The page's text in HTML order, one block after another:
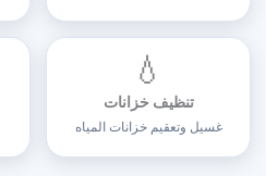
💧
تنظيف خزانات
غسيل وتعقيم خزانات المياه